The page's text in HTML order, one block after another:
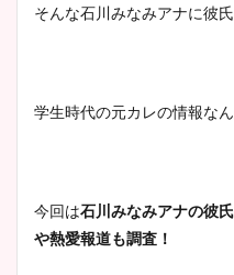
そんな石川みなみアナに彼
学生時代の元カレの情報な
今回は石川みなみアナの彼
や熱愛報道も調査！